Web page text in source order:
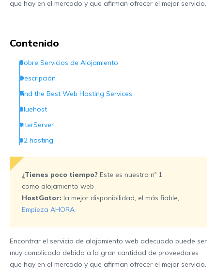
que hay en el mercado y que afirman ofrecer el mejor servicio.
Contenido
Sobre Servicios de Alojamiento
Descripción
Find the Best Web Hosting Services
Bluehost
InterServer
a2 hosting
siteground
cloudways
Namecheap
fastcomet
HostGator
¿Tienes poco tiempo? Este es nuestro nº 1
como alojamiento web
HostGator: la mejor disponibilidad, el más fiable,
Empieza AHORA
Encontrar el servicio de alojamiento web adecuado puede ser
muy complicado debido a la gran cantidad de proveedores
que hay en el mercado y que afirman ofrecer el mejor servicio.